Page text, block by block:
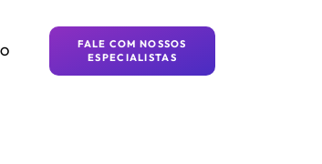
FALE COM NOSSOS
ESPECIALISTAS